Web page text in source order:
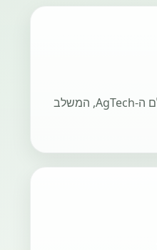
הכירו מקצוע חדש ונדרש בעולם ה-AgTech, המשלב